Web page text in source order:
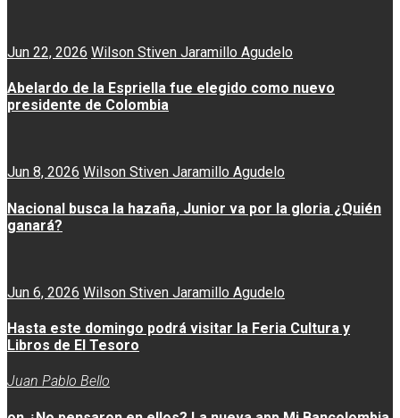
Jun 22, 2026 Wilson Stiven Jaramillo Agudelo
Abelardo de la Espriella fue elegido como nuevo
presidente de Colombia
Jun 8, 2026 Wilson Stiven Jaramillo Agudelo
Nacional busca la hazaña, Junior va por la gloria ¿Quién
ganará?
Jun 6, 2026 Wilson Stiven Jaramillo Agudelo
Hasta este domingo podrá visitar la Feria Cultura y
Libros de El Tesoro
Juan Pablo Bello